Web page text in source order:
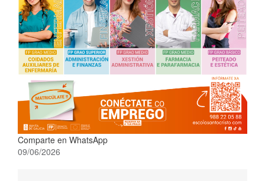
Comparte en WhatsApp
09/06/2026